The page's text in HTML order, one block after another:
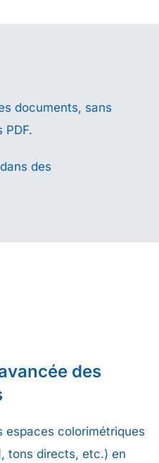
documents, sans
PDF.
des
des
espaces colorimétriques
tons directs, etc.) en